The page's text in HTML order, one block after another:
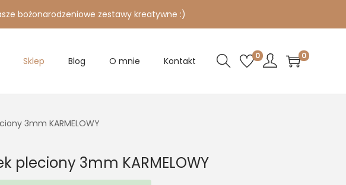
bożonarodzeniowe zestawy kreatywne :)
Sklep Blog O mnie Kontakt 0 0
3mm KARMELOWY
pleciony 3mm KARMELOWY